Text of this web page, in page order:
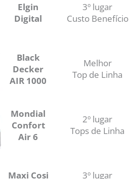
Elgin
Digital
3º lugar
Custo Benefício
Black
Decker
AIR 1000
Melhor
Top de Linha
Mondial
Confort
Air 6
2º lugar
Tops de Linha
Maxi Cosi
3º lugar